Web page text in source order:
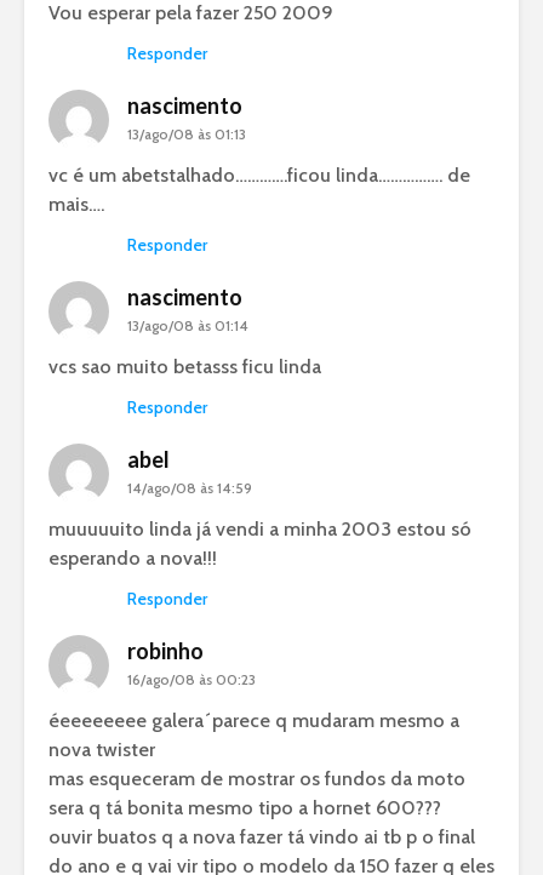
Vou esperar pela fazer 250 2009
Responder
nascimento
13/ago/08 às 01:13
vc é um abetstalhado………….ficou linda……………. de
mais….
Responder
nascimento
13/ago/08 às 01:14
vcs sao muito betasss ficu linda
Responder
abel
14/ago/08 às 14:59
muuuuuito linda já vendi a minha 2003 estou só
esperando a nova!!!
Responder
robinho
16/ago/08 às 00:23
éeeeeeeee galera´parece q mudaram mesmo a
nova twister
mas esqueceram de mostrar os fundos da moto
sera q tá bonita mesmo tipo a hornet 600???
ouvir buatos q a nova fazer tá vindo ai tb p o final
do ano e q vai vir tipo o modelo da 150 fazer q eles